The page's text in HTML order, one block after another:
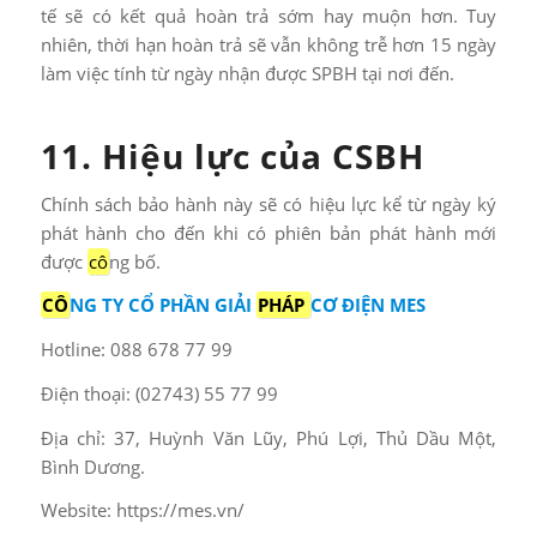
tế sẽ có kết quả hoàn trả sớm hay muộn hơn. Tuy
nhiên, thời hạn hoàn trả sẽ vẫn không trễ hơn 15 ngày
làm việc tính từ ngày nhận được SPBH tại nơi đến.
11. Hiệu lực của CSBH
Chính sách bảo hành này sẽ có hiệu lực kể từ ngày ký
phát hành cho đến khi có phiên bản phát hành mới
được công bố.
CÔNG TY CỔ PHẦN GIẢI PHÁP CƠ ĐIỆN MES
Hotline: 088 678 77 99
Điện thoại: (02743) 55 77 99
Địa chỉ: 37, Huỳnh Văn Lũy, Phú Lợi, Thủ Dầu Một,
Bình Dương.
Website: https://mes.vn/